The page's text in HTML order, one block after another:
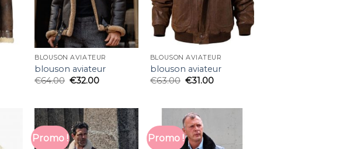
BLOUSON AVIATEUR
blouson aviateur
€64.00 €32.00
BLOUSON AVIATEUR
blouson aviateur
€63.00 €31.00
Promo ! Promo !